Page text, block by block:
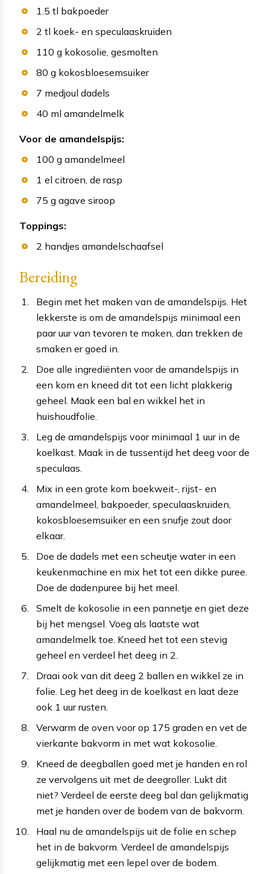
1.5 tl bakpoeder
2 tl koek- en speculaaskruiden
110 g kokosolie , gesmolten
80 g kokosbloesemsuiker
7 medjoul dadels
40 ml amandelmelk
Voor de amandelspijs:
100 g amandelmeel
1 el citroen , de rasp
75 g agave siroop
Toppings:
2 handjes amandelschaafsel
Bereiding
Begin met het maken van de amandelspijs. Het
lekkerste is om de amandelspijs minimaal een
paar uur van tevoren te maken, dan trekken de
smaken er goed in.
Doe alle ingrediënten voor de amandelspijs in
een kom en kneed dit tot een licht plakkerig
geheel. Maak een bal en wikkel het in
huishoudfolie.
Leg de amandelspijs voor minimaal 1 uur in de
koelkast. Maak in de tussentijd het deeg voor de
speculaas.
Mix in een grote kom boekweit-, rijst- en
amandelmeel, bakpoeder, speculaaskruiden,
kokosbloesemsuiker en een snufje zout door
elkaar.
Doe de dadels met een scheutje water in een
keukenmachine en mix het tot een dikke puree.
Doe de dadenpuree bij het meel.
Smelt de kokosolie in een pannetje en giet deze
bij het mengsel. Voeg als laatste wat
amandelmelk toe. Kneed het tot een stevig
geheel en verdeel het deeg in 2.
Draai ook van dit deeg 2 ballen en wikkel ze in
folie. Leg het deeg in de koelkast en laat deze
ook 1 uur rusten.
Verwarm de oven voor op 175 graden en vet de
vierkante bakvorm in met wat kokosolie.
Kneed de deegballen goed met je handen en rol
ze vervolgens uit met de deegroller. Lukt dit
niet? Verdeel de eerste deeg bal dan gelijkmatig
met je handen over de bodem van de bakvorm.
Haal nu de amandelspijs uit de folie en schep
het in de bakvorm. Verdeel de amandelspijs
gelijkmatig met een lepel over de bodem.